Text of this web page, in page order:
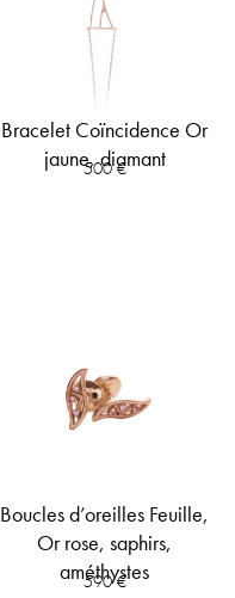
Bracelet Coïncidence Or
jaune, diamant
500€
Boucles d’oreilles Feuille,
Or rose, saphirs,
améthystes
590€